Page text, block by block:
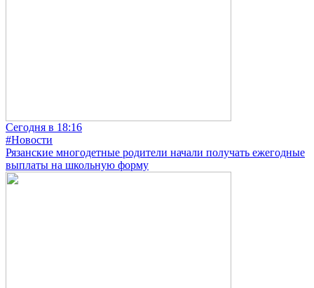
Сегодня в 18:16
#Новости
Рязанские многодетные родители начали получать ежегодные
выплаты на школьную форму